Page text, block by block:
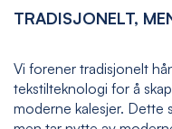
TRADISJONELT,
Vi forener tradisjonelt
tekstilteknologi for å
moderne kalesjer. Dette